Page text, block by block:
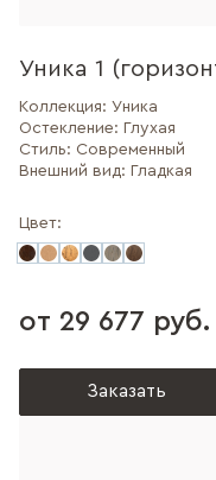
Уника 1
Коллекция: Уника
Остекление: Глухая
Стиль: Современный
Внешний вид: Гладкая
Цвет:
от 29 677 руб.
Заказать